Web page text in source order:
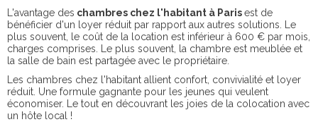
L'avantage des chambres chez l'habitant à Parisest de
bénéficier d'un loyer réduit par rapport aux autres solutions. Le
plus souvent, le coût de la location est inférieur à 600 € par mois,
charges comprises. Le plus souvent, la chambre est meublée et
la salle de bain est partagée avec le propriétaire.
Les chambres chez l'habitant allient confort, convivialité et loyer
réduit. Une formule gagnante pour les jeunes qui veulent
économiser. Le tout en découvrant les joies de la colocation avec
un hôte local !